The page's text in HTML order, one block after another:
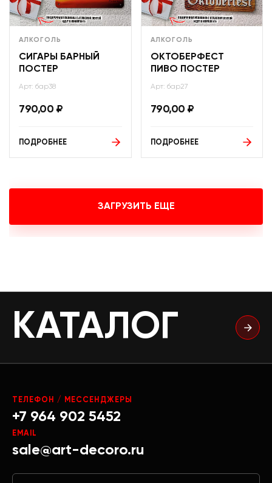
АЛКОГОЛЬ
СИГАРЫ БАРНЫЙ
ПОСТЕР
Арт: бар38
790,00 ₽
ПОДРОБНЕЕ
АЛКОГОЛЬ
ОКТОБЕРФЕСТ
ПИВО ПОСТЕР
Арт: бар27
790,00 ₽
ПОДРОБНЕЕ
ЗАГРУЗИТЬ ЕЩЕ
КАТАЛОГ
ТЕЛЕФОН / МЕССЕНДЖЕРЫ
+7 964 902 5452
EMAIL
sale@art-decoro.ru